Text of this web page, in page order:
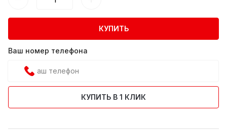
КУПИТЬ
Ваш номер телефона
КУПИТЬ В 1 КЛИК